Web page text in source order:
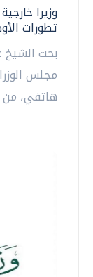
وزيرا
تطورات
بحث الشيخ
مجلس
هاتفي، من